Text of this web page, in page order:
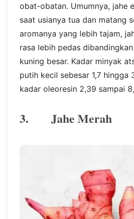
obat-obatan. Umumnya, jahe
saat usianya tua dan matang
aromanya yang lebih tajam,
rasa lebih pedas
kuning besar. Kadar minyak
putih kecil sebesar 1,7 hingga
kadar oleoresin 2,39 sampai
3. Jahe Merah